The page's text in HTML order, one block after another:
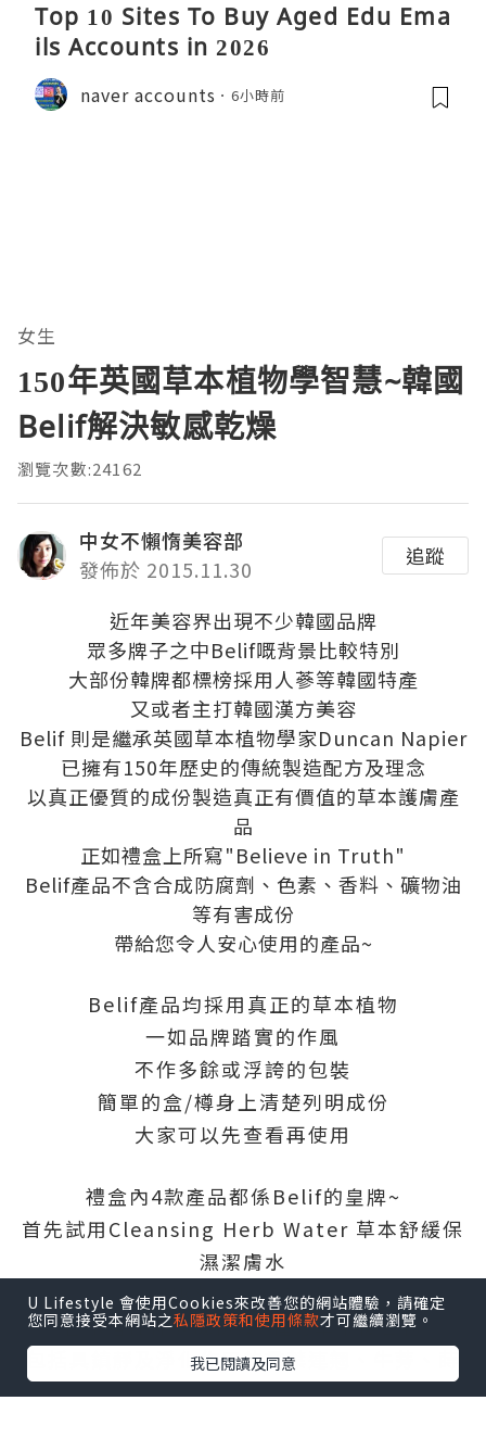
Top 10 Sites To Buy Aged Edu Ema
ils Accounts in 2026
naver accounts 6小時前
女生
150年英國草本植物學智慧~韓國
Belif解決敏感乾燥
瀏覽次數:24162
中女不懶惰美容部
發佈於 2015.11.30
追蹤
近年美容界出現不少韓國品牌
眾多牌子之中Belif嘅背景比較特別
大部份韓牌都標榜採用人蔘等韓國特產
又或者主打韓國漢方美容
Belif 則是繼承英國草本植物學家Duncan Napier
已擁有150年歷史的傳統製造配方及理念
以真正優質的成份製造真正有價值的草本護膚產
品
正如禮盒上所寫"Believe in Truth"
Belif產品不含合成防腐劑、色素、香料、礦物油
等有害成份
帶給您令人安心使用的產品~
Belif產品均採用真正的草本植物
一如品牌踏實的作風
不作多餘或浮誇的包裝
簡單的盒/樽身上清楚列明成份
大家可以先查看再使用
禮盒內4款產品都係Belif的皇牌~
首先試用Cleansing Herb Water 草本舒緩保
濕潔膚水
HK$230/200ml
含水溶性保濕成份及3種芳草茶複合物
包括具鎮靜及淨化作用的貫葉連翹、牛蒡、蒔
蘿
U Lifestyle 會使用Cookies來改善您的網站體驗，請確定
您同意接受本網站之私隱政策和使用條款才可繼續瀏覽。
我已閱讀及同意